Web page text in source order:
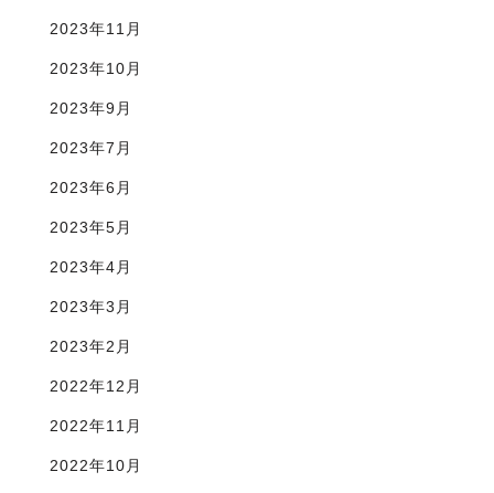
2023年11月
2023年10月
2023年9月
2023年7月
2023年6月
2023年5月
2023年4月
2023年3月
2023年2月
2022年12月
2022年11月
2022年10月